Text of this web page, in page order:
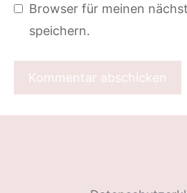
Browser für meinen
speichern.